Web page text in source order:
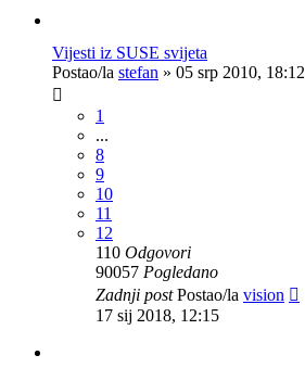
Vijesti iz SUSE svijeta
Postao/la stefan » 05 srp 2010, 18:12
1
...
8
9
10
11
12
110 Odgovori
90057 Pogledano
Zadnji postPostao/la vision
17 sij 2018, 12:15